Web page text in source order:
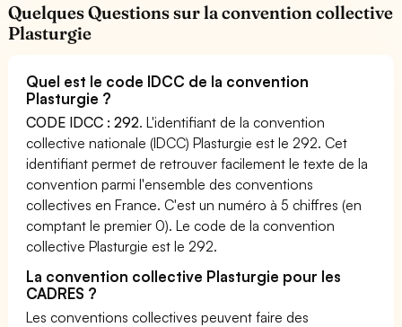
Quelques Questions sur la convention collective
Plasturgie
Quel est le code IDCC de la convention
Plasturgie ?
CODE IDCC : 292. L'identifiant de la convention
collective nationale (IDCC) Plasturgie est le 292. Cet
identifiant permet de retrouver facilement le texte de la
convention parmi l'ensemble des conventions
collectives en France. C'est un numéro à 5 chiffres (en
comptant le premier 0). Le code de la convention
collective Plasturgie est le 292.
La convention collective Plasturgie pour les
CADRES ?
Les conventions collectives peuvent faire des